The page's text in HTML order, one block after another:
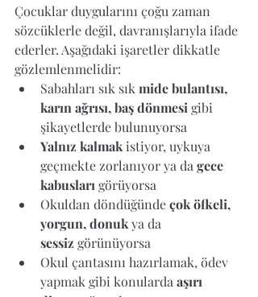
Çocuklar duygularını çoğu zaman
sözcüklerle değil, davranışlarıyla ifade
ederler. Aşağıdaki işaretler dikkatle
gözlemlenmelidir:
Sabahları sık sık mide bulantısı,
karın ağrısı, baş dönmesi gibi
şikayetlerde bulunuyorsa
Yalnız kalmak istiyor, uykuya
geçmekte zorlanıyor ya da gece
kabusları görüyorsa
Okuldan döndüğünde çok öfkeli,
yorgun, donuk ya da
sessiz görünüyorsa
Okul çantasını hazırlamak, ödev
yapmak gibi konularda aşırı